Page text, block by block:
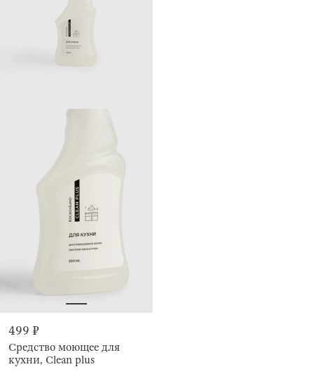
499 ₽
Средство моющее для
кухни, Clean plus